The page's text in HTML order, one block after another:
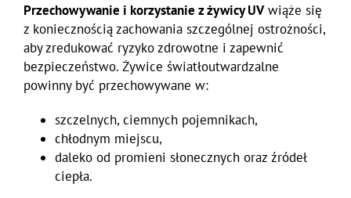
Przechowywanie i korzystanie z żywicy UVwiąże się
z koniecznością zachowania szczególnej ostrożności,
aby zredukować ryzyko zdrowotne i zapewnić
bezpieczeństwo. Żywice światłoutwardzalne
powinny być przechowywane w:
szczelnych, ciemnych pojemnikach,
chłodnym miejscu,
daleko od promieni słonecznych oraz źródeł
ciepła.